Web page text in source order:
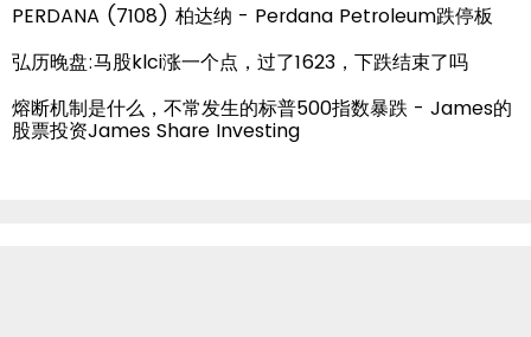
PERDANA (7108) 柏达纳 - Perdana Petroleum跌停板
弘历晚盘:马股klci涨一个点，过了1623，下跌结束了吗
熔断机制是什么，不常发生的标普500指数暴跌 - James的
股票投资James Share Investing